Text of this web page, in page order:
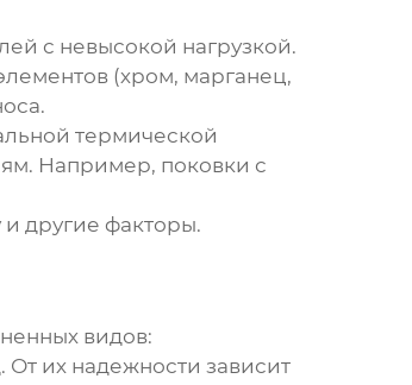
с невысокой нагрузкой.
(хром, марганец,
термической
Например, поковки с
и другие факторы.
видов:
их надежности зависит